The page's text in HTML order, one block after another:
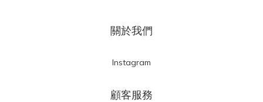
關於我們
Instagram
顧客服務